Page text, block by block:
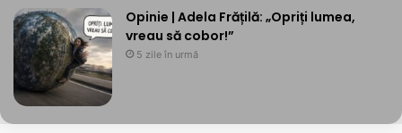
Opinie | Adela Frățilă: „Opriți lumea,
vreau să cobor!”
5 zile în urmă